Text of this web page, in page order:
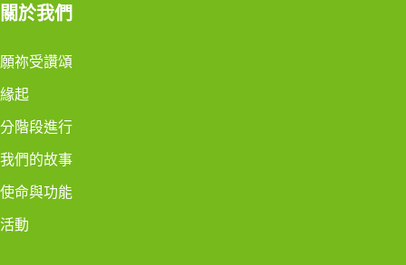
關於我們
願祢受讚頌
緣起
分階段進行
我們的故事
使命與功能
活動